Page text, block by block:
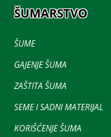
ŠUMARSTVO
ŠUME
GAJENJE ŠUMA
ZAŠTITA ŠUMA
SEME I SADNI MATERIJAL
KORIŠĆENJE ŠUMA